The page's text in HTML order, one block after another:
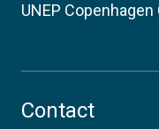
UNEP
Contact